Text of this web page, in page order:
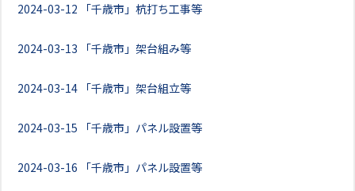
2024-03-12 「千歳市」杭打ち工事等
2024-03-13 「千歳市」架台組み等
2024-03-14 「千歳市」架台組立等
2024-03-15 「千歳市」パネル設置等
2024-03-16 「千歳市」パネル設置等